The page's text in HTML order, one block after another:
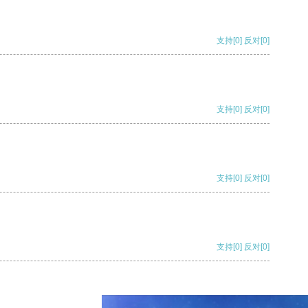
支持[0] 反对[0]
支持[0] 反对[0]
支持[0] 反对[0]
支持[0] 反对[0]